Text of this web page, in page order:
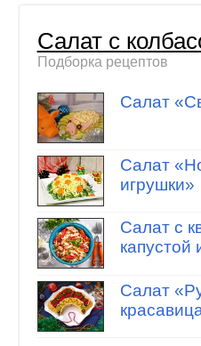
Салат с
Подборка рецептов
Салат
Салат
игрушки»
Салат с
капустой
Салат